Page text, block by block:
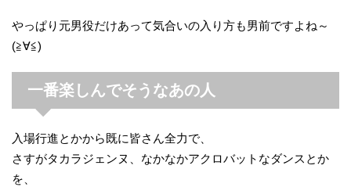
やっぱり元男役だけあって気合いの入り方も男前ですよね～
(≧∀≦)
一番楽しんでそうなあの人
入場行進とかから既に皆さん全力で、
さすがタカラジェンヌ、なかなかアクロバットなダンスとか
を、